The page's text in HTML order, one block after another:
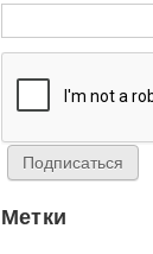
Метки